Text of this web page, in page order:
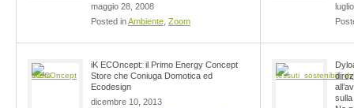
maggio 28, 2008
Posted inAmbiente Zoom
iK ECOncept: il Primo Energy Concept
Store che Coniuga Domotica ed
Ecodesign
dicembre 10, 2013